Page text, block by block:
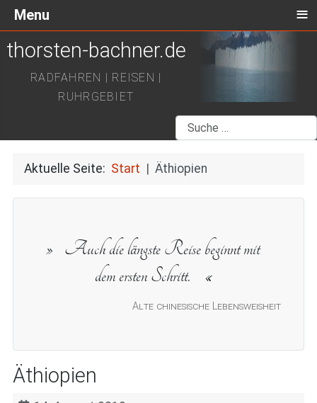
thorsten-bachner.de
RADFAHREN | REISEN |
RUHRGEBIET
Suchen
Aktuelle Seite: Start Äthiopien
Alte chinesische Lebensweisheit
Auch die längste Reise beginnt mit
dem ersten Schritt.
Äthiopien
Menu ≡